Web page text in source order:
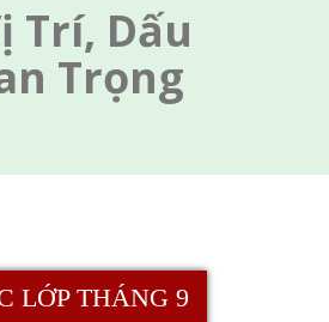
Trí, Dấu
Trọng
LỚP THÁNG 9